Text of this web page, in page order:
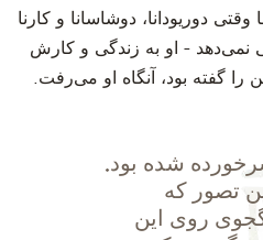
دوریودانا، دوشاسانا و کارنا
نمی‌دهد - او به زندگی و کارش
را گفته بود، آنگاه او می‌رفت.
سرخورده شده بود.
تصور که
روی این